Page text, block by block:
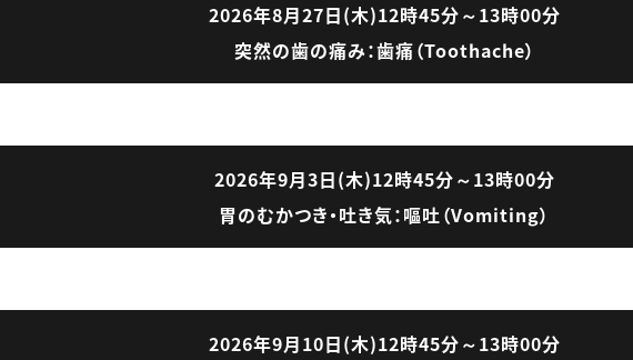
2026年8月27日(木)12時45分～13時00分
突然の歯の痛み：歯痛（Toothache）
2026年9月3日(木)12時45分～13時00分
胃のむかつき・吐き気：嘔吐（Vomiting）
2026年9月10日(木)12時45分～13時00分